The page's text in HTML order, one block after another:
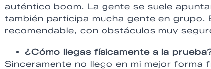
auténtico boom. La gente se suele
también participa mucha gente en grupo.
recomendable, con obstáculos muy
¿Cómo llegas físicamente a la
Sinceramente no llego en mi mejor forma